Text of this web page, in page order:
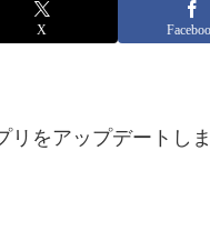
X
リをアップデートし